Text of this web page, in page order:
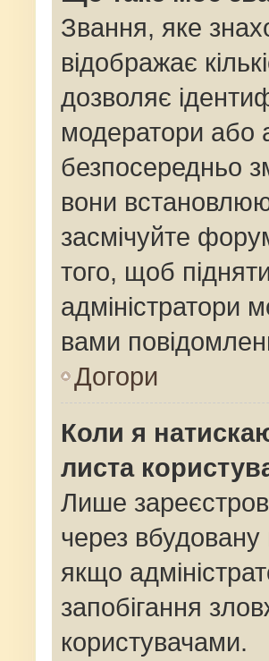
Звання, яке
відображає
дозволяє
модератори або
безпосередньо
вони
засмічуйте
того, щоб
адміністратори
вами
Догори
Коли я
листа
Лише
через
якщо
запобігання
користувачами.